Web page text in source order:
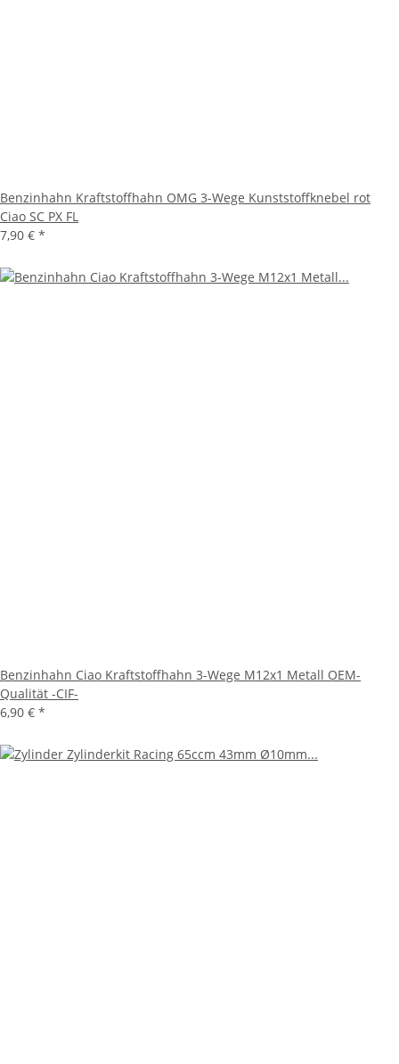
Benzinhahn Kraftstoffhahn OMG 3-Wege Kunststoffknebel rot
Ciao SC PX FL
7,90 € *
Benzinhahn Ciao Kraftstoffhahn 3-Wege M12x1 Metall OEM-
Qualität -CIF-
6,90 € *